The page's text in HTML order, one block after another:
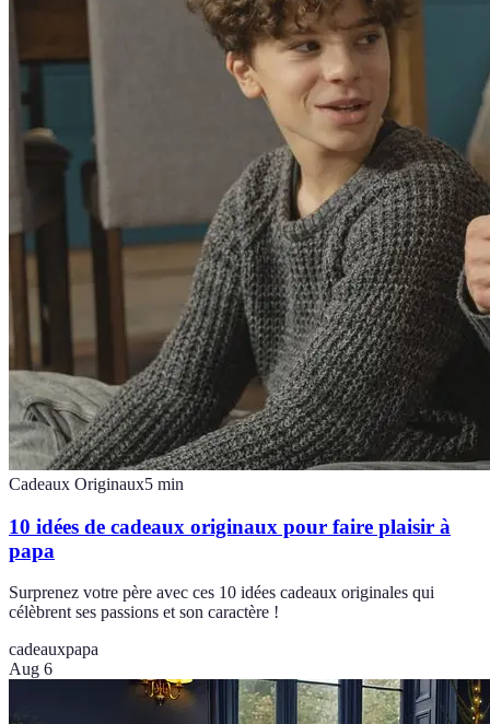
Cadeaux Originaux5 min
10 idées de cadeaux originaux pour faire plaisir à
papa
Surprenez votre père avec ces 10 idées cadeaux originales qui
célèbrent ses passions et son caractère !
cadeauxpapa
Aug 6